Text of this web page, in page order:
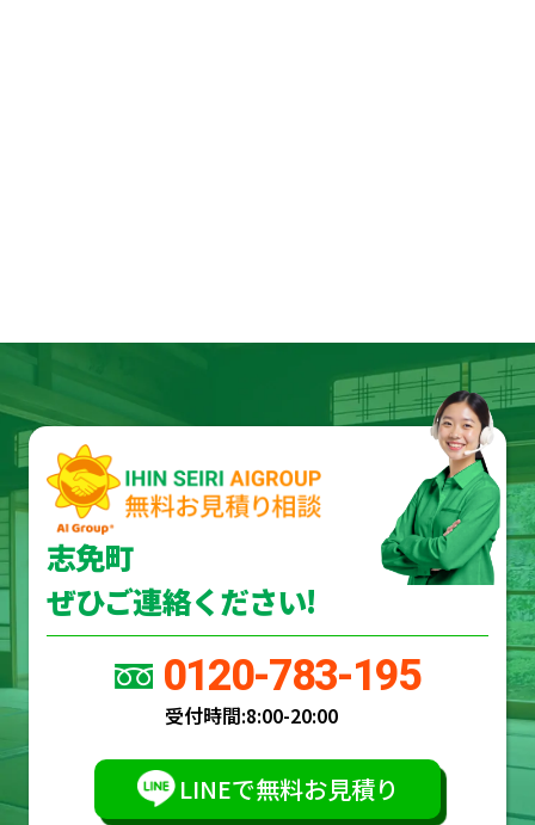
志免町
ぜひご連絡ください!
0120-783-195
受付時間:8:00-20:00
LINEで無料お見積り